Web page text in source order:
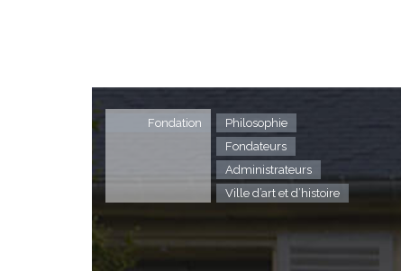
Fondation
Philosophie
Fondateurs
Administrateurs
Ville d’art et d’histoire